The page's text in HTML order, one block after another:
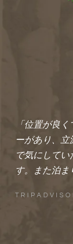
「位置が良
ーがあり、
で気にして
す。また泊ま